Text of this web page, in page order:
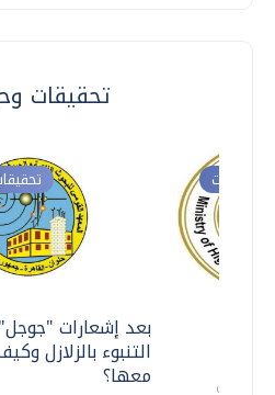
تحقيقات
بعد إشعارات
التنبوء بالزلازل
معها؟
وحوارات